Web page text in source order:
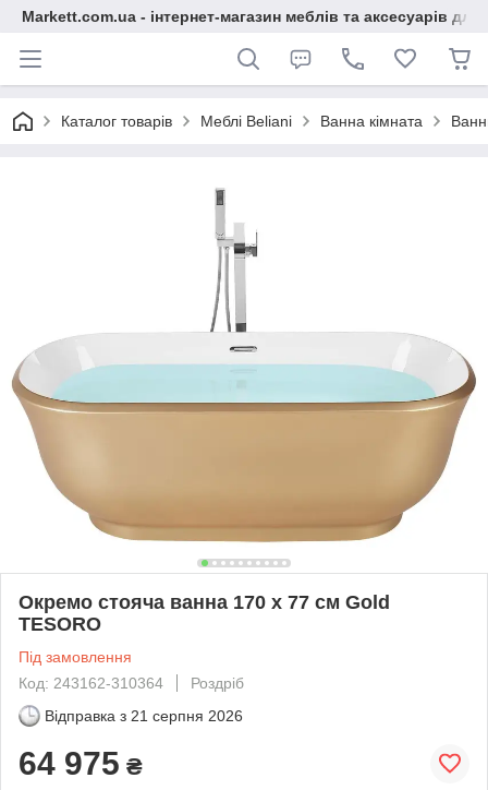
Markett.com.ua - інтернет-магазин меблів та аксесуарів для
Каталог товарів Меблі Beliani Ванна кімната
Окремо стояча ванна 170 x 77 см Gold
TESORO
Під замовлення
Код: 243162-310364
Роздріб
Відправка з 21 серпня 2026
64 975 ₴